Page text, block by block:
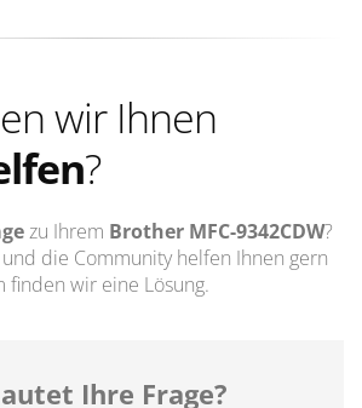
wir Ihnen
?
zu Ihrem Brother MFC-9342CDW?
die Community helfen Ihnen gern
finden wir eine Lösung.
Ihre Frage?